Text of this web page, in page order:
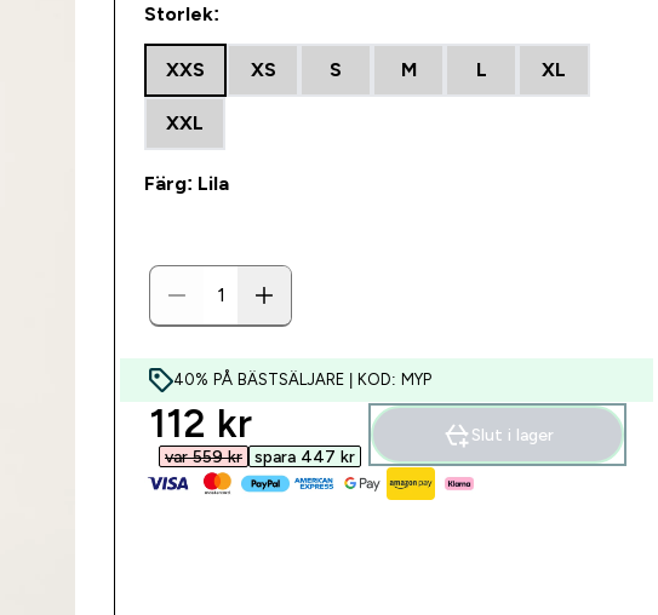
Storlek:
XXS XS S M L XL
XXL
Färg: Lila
40% PÅ BÄSTSÄLJARE | KOD: MYP
discounted price
112 kr‎
var 559 kr‎ spara 447 kr‎
Slut i lager